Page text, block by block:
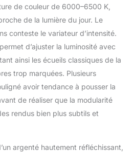
: boîte de studio
de fond, adaptateur
diffusion et manuel de
non garanti). En outre,
nous rend spécial
propre usine pour la
de qualité de ces
dans les 24 heures.
de couleur de 6000–6500 K,
de la lumière du jour. Le
conteste le variateur d’intensité.
d’ajuster la luminosité avec
ainsi les écueils classiques de la
trop marquées. Plusieurs
avoir tendance à pousser la
de réaliser que la modularité
rendus bien plus subtils et
argenté hautement réfléchissant,